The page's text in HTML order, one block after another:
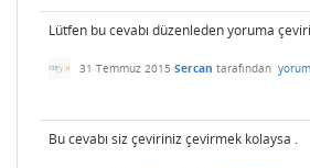
Lütfen bu cevabı düzenleden yoruma
31 Temmuz 2015 Sercan tarafından
Bu cevabı siz çeviriniz çevirmek kolaysa .